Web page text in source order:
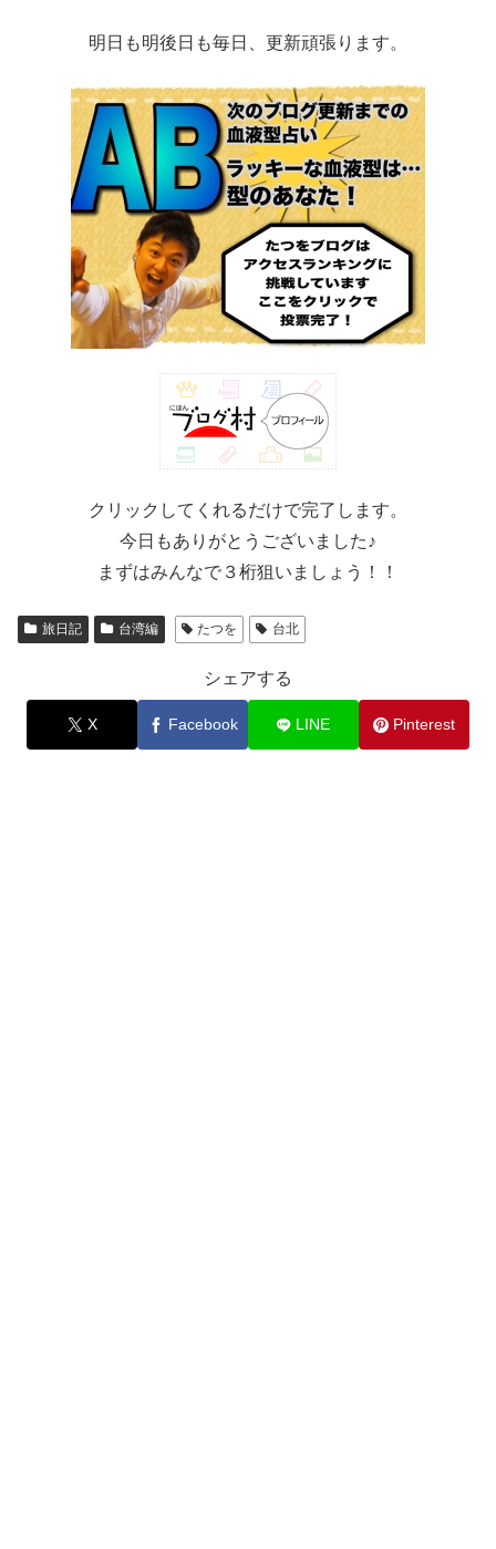
明日も明後日も毎日、更新頑張ります。
クリックしてくれるだけで完了します。
今日もありがとうございました♪
まずはみんなで３桁狙いましょう！！
旅日記 台湾編 たつを 台北
シェアする
X Facebook LINE Pinterest